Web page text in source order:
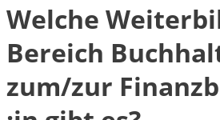
Welche
Bereich
zum/zur